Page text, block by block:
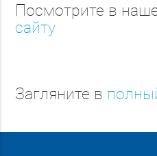
Посмотрите в
сайту
Загляните в